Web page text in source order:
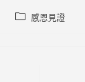
Post 感恩見證